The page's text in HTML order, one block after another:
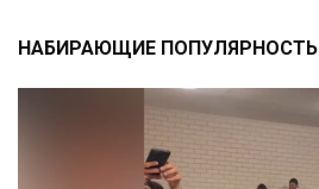
НАБИРАЮЩИЕ ПОПУЛЯРНОСТЬ